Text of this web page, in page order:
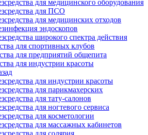
для медицинского оборудования
для ПСО
для медицинских отходов
эндоскопов
широкого спектра действия
для спортивных клубов
для предприятий общепита
для индустрии красоты
для индустрии красоты
для парикмахерских
для тату-салонов
для ногтевого сервиса
для косметологии
для массажных кабинетов
для солярия